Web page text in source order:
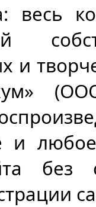
весь
и
и
без